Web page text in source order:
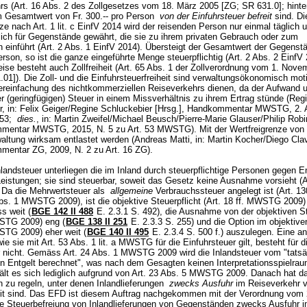
(Art. 16 Abs. 2 des Zollgesetzes vom 18. März 2005 [ZG; SR 631.0];
Gesamtwert von Fr. 300.-- pro Person von der Einfuhrsteuer befreit sind.
nach Art. 1 lit. c EinfV 2014 wird der reisenden Person nur einmal täglich
für Gegenstände gewährt, die sie zu ihrem privaten Gebrauch oder zum
einführt (Art. 2 Abs. 1 EinfV 2014). Übersteigt der Gesamtwert der
so ist die ganze eingeführte Menge steuerpflichtig (Art. 2 Abs. 2 EinfV
besteht auch Zollfreiheit (Art. 65 Abs. 1 der Zollverordnung vom 1.
Die Zoll- und die Einfuhrsteuerfreiheit sind verwaltungsökonomisch
des nichtkommerziellen Reiseverkehrs dienen, da der Aufwand
(geringfügigen) Steuer in einem Missverhältnis zu ihrem Ertrag stünde
in: Felix Geiger/Regine Schluckebier [Hrsg.], Handkommentar MWSTG, 2.
dies. , in: Martin Zweifel/Michael Beusch/Pierre-Marie Glauser/Philip
MWSTG, 2015, N. 5 zu Art. 53 MWSTG). Mit der Wertfreigrenze von
wirksam entlastet werden (Andreas Matti, in: Martin Kocher/Diego
ZG, 2009, N. 2 zu Art. 16 ZG).
unterliegen die im Inland durch steuerpflichtige Personen gegen
sie sind steuerbar, soweit das Gesetz keine Ausnahme vorsieht (
die Mehrwertsteuer als allgemeine Verbrauchssteuer angelegt ist (Art.
1 MWSTG 2009), ist die objektive Steuerpflicht (Art. 18 ff. MWSTG 2009)
weit ( BGE 142 II 488 E. 2.3.1 S. 492), die Ausnahme von der objektiven
2009) eng ( BGE 138 II 251 E. 2.3.3 S. 255) und die Option im
2009) eher weit ( BGE 140 II 495 E. 2.3.4 S. 500 f.) auszulegen. Eine
sie mit Art. 53 Abs. 1 lit. a MWSTG für die Einfuhrsteuer gilt, besteht für
nicht. Gemäss Art. 24 Abs. 1 MWSTG 2009 wird die Inlandsteuer vom
Entgelt berechnet", was nach dem Gesagten keinen
es sich lediglich aufgrund von Art. 23 Abs. 5 MWSTG 2009. Danach hat
zu regeln, unter denen Inlandlieferungen zwecks Ausfuhrim Reiseverkehr
sind. Das EFD ist diesem Auftrag nachgekommen mit der Verordnung vom
Steuerbefreiung von Inlandlieferungen von Gegenständen zwecks Ausfuhr